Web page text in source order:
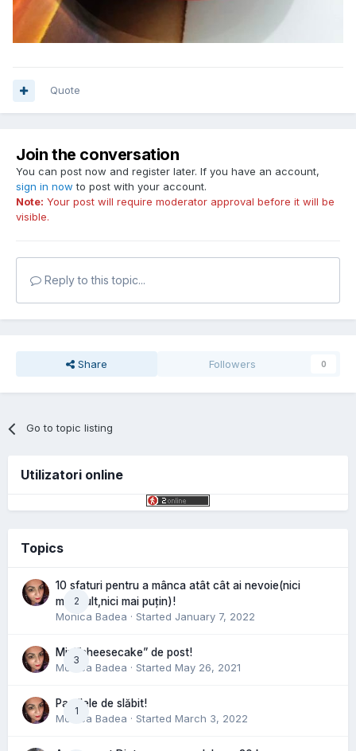
Quote
Join the conversation
You can post now and register later. If you have an account,
sign in now to post with your account.
Note: Your post will require moderator approval before it will be
visible.
Reply to this topic...
Share Followers 0
Go to topic listing
Utilizatori online
Topics
2
10 sfaturi pentru a mânca atât cât ai nevoie(nici
mai mult,nici mai puțin)!
Monica Badea · Started January 7, 2022
3
Mini”cheesecake” de post!
Monica Badea · Started May 26, 2021
1
Pastilele de slăbit!
Monica Badea · Started March 3, 2022